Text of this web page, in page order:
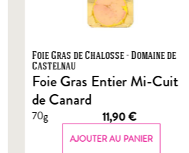
Foie Gras de Chalosse - Domaine de
Castelnau
Foie Gras Entier Mi-Cuit
de Canard
70g 11,90€
AJOUTER AU PANIER